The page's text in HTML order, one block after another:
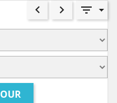
keyboard_arrow_left keyboard_arrow_right filter_list